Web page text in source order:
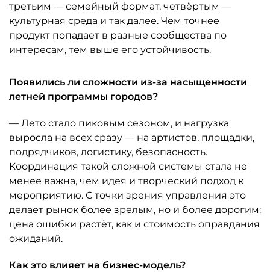
третьим — семейный формат, четвёртым —
культурная среда и так далее. Чем точнее
продукт попадает в разные сообщества по
интересам, тем выше его устойчивость.
Появились ли сложности из-за насыщенности
летней программы городов?
— Лето стало пиковым сезоном, и нагрузка
выросла на всех сразу — на артистов, площадки,
подрядчиков, логистику, безопасность.
Координация такой сложной системы стала не
менее важна, чем идея и творческий подход к
мероприятию. С точки зрения управления это
делает рынок более зрелым, но и более дорогим:
цена ошибки растёт, как и стоимость оправдания
ожиданий.
Как это влияет на бизнес-модель?